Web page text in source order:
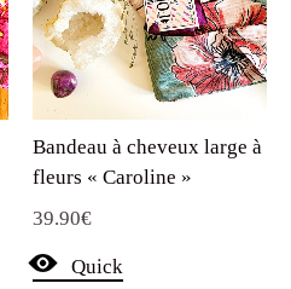
Bandeau à cheveux large à
fleurs « Caroline »
39.90€
Quick